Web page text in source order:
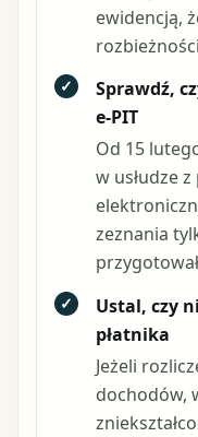
ewidencją,
✓
Sprawdź,
e-PIT
Od 15
w usłudze
zeznania
✓
Ustal, czy
płatnika
Jeżeli
dochodów,